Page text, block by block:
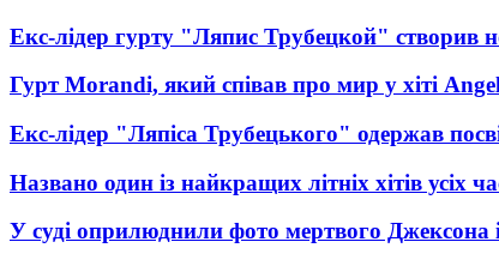
Екс-лідер гурту "Ляпис Трубецкой" створив
Гурт Morandi, який співав про мир у хіті
Екс-лідер "Ляпіса Трубецького" одержав
Названо один із найкращих літніх хітів усіх
У суді оприлюднили фото мертвого Джексона